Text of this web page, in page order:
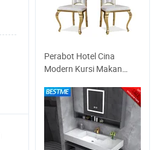
Perabot Hotel Cina
Modern Kursi Makan
Mawar Luar Ruangan
Tiffany Chiavari Restoran
Acara Logam Stainless
Steel Kursi Pernikahan